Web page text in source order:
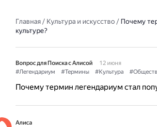
Главная/ Культура и искусство/ Почему
культуре?
Вопрос для Поиска с Алисой
12 июня
#Легендариум
#Термины #Культура
Почему термин легендариум стал
Алиса